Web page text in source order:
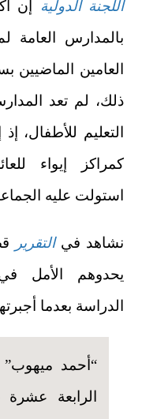
اللجنة الدولية
إن
بالمدارس العامة
العامين
ذلك، لم تعد
التعليم للأطفال،
كمراكز إيواء
استولت عليه
نشاهد فيالتقرير
يحدوهم الأمل
الدراسة بعدما
“أحمد ميهوب”
الرابعة